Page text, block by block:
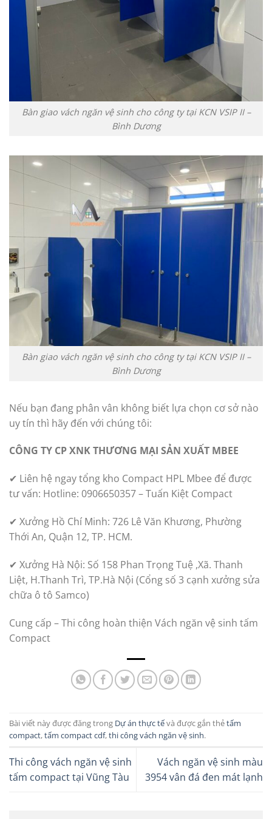
Bàn giao vách ngăn vệ sinh cho công ty tại KCN VSIP II –
Bình Dương
Bàn giao vách ngăn vệ sinh cho công ty tại KCN VSIP II –
Bình Dương
Nếu bạn đang phân vân không biết lựa chọn cơ sở nào
uy tín thì hãy đến với chúng tôi:
CÔNG TY CP XNK THƯƠNG MẠI SẢN XUẤT MBEE
✔ Liên hệ ngay tổng kho Compact HPL Mbee để được
tư vấn: Hotline: 0906650357 – Tuấn Kiệt Compact
✔ Xưởng Hồ Chí Minh: 726 Lê Văn Khương, Phường
Thới An, Quận 12, TP. HCM.
✔ Xưởng Hà Nội: Số 158 Phan Trọng Tuệ ,Xã. Thanh
Liệt, H.Thanh Trì, TP.Hà Nội (Cổng số 3 cạnh xưởng sửa
chữa ô tô Samco)
Cung cấp – Thi công hoàn thiện Vách ngăn vệ sinh tấm
Compact
Bài viết này được đăng trong Dự án thực tếvà được gắn thẻtấm
compact,tấm compact cdf,thi công vách ngăn vệ sinh.
Thi công vách ngăn vệ sinh
tấm compact tại Vũng Tàu
Vách ngăn vệ sinh màu
3954 vân đá đen mát lạnh